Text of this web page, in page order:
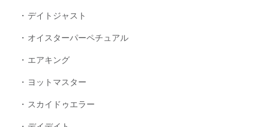
デイトジャスト
オイスターパーペチュアル
エアキング
ヨットマスター
スカイドゥエラー